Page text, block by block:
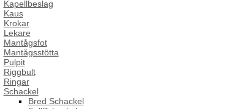
Kapellbeslag
Kaus
Krokar
Lekare
Mantågsfot
Mantågsstötta
Pulpit
Riggbult
Ringar
Schackel
Bred Schackel
514 WS9245 A2 Typ Z for M12